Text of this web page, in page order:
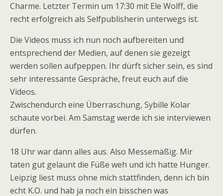
Charme. Letzter Termin um 17:30 mit Ele Wolff, die
recht erfolgreich als Selfpublisherin unterwegs ist.
Die Videos muss ich nun noch aufbereiten und
entsprechend der Medien, auf denen sie gezeigt
werden sollen aufpeppen. Ihr dürft sicher sein, es sind
sehr interessante Gespräche, freut euch auf die
Videos.
Zwischendurch eine Überraschung, Sybille Kolar
schaute vorbei. Am Samstag werde ich sie interviewen
dürfen.
18 Uhr war dann alles aus. Also Messemäßig. Mir
taten gut gelaunt die Füße weh und ich hatte Hunger.
Leipzig liest muss ohne mich stattfinden, denn ich bin
echt K.O. und hab ja noch ein bisschen was